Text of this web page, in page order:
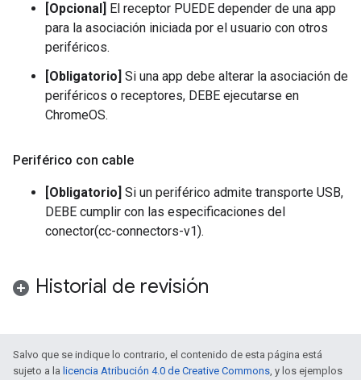
[Opcional] El receptor PUEDE depender de una app
para la asociación iniciada por el usuario con otros
periféricos.
[Obligatorio] Si una app debe alterar la asociación de
periféricos o receptores, DEBE ejecutarse en
ChromeOS.
Periférico con cable
[Obligatorio] Si un periférico admite transporte USB,
DEBE cumplir con las especificaciones del
conector(cc-connectors-v1).
Historial de revisión
Salvo que se indique lo contrario, el contenido de esta página está
sujeto a la licencia Atribución 4.0 de Creative Commons, y los ejemplos